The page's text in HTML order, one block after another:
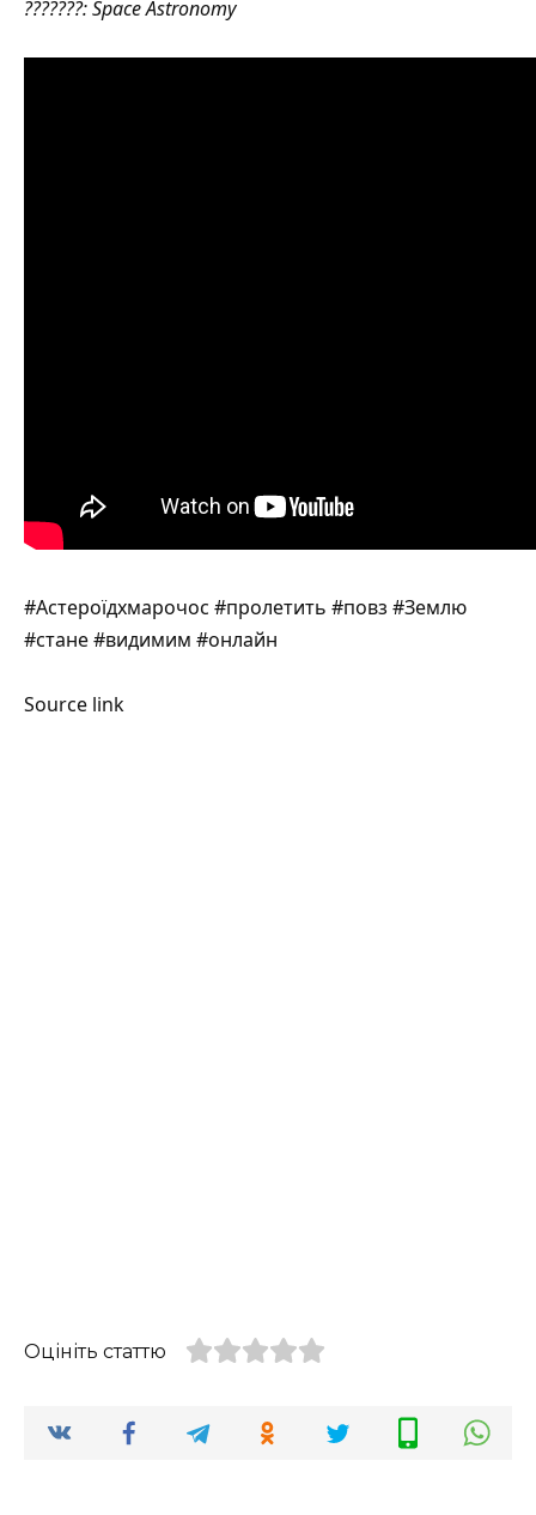
???????:Space Astronomy
#Астероїдхмарочос #пролетить #повз #Землю
#стане #видимим #онлайн
Source link
Оцініть статтю